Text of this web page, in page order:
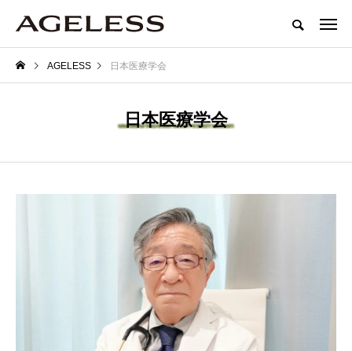
AGELESS 日本医療学会
日本医療学会